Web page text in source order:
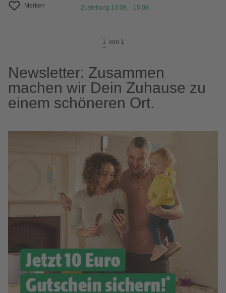
Merken
Zustellung 13.08. - 15.08.
1 von 1
Newsletter: Zusammen
machen wir Dein Zuhause zu
einem schöneren Ort.